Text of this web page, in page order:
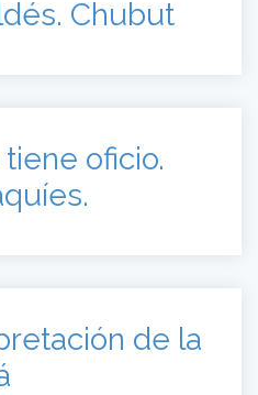
Chubut
oficio.
de la